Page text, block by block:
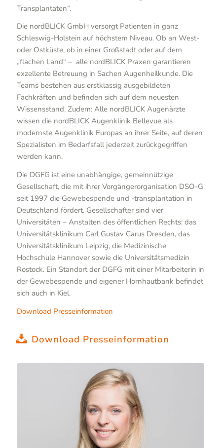
Transplantaten“.
Die nordBLICK GmbH versorgt Patienten in ganz
Schleswig-Holstein auf höchstem Niveau. Ob an West-
oder Ostküste, ob in einer Großstadt oder auf dem
„flachen Land“ – alle nordBLICK Praxen garantieren
exzellente Betreuung in Sachen Augenheilkunde. Die
Teams bestehen aus erstklassig ausgebildeten
Fachkräften und befinden sich auf dem neuesten
Wissensstand. Zudem: Alle nordBLICK Augenärzte
wissen die nordBLICK Augenklinik Bellevue als
modernste Augenklinik Europas an ihrer Seite, auf deren
Spezialisten im Bedarfsfall jederzeit zurückgegriffen
werden kann.
Die DGFG ist eine unabhängige, gemeinnützige
Gesellschaft, die mit ihrer Vorgängerorganisation DSO-G
seit 1997 die Gewebespende und -transplantation in
Deutschland fördert. Gesellschafter sind vier
Universitäten – Anstalten des öffentlichen Rechts: das
Universitätsklinikum Carl Gustav Carus Dresden, das
Universitätsklinikum Leipzig, die Medizinische
Hochschule Hannover sowie die Universitätsmedizin
Rostock. Ein Standort der DGFG mit einer Mitarbeiterin in
der Gewebespende und eigener Hornhautbank befindet
sich auch in Kiel.
Download Presseinformation
Download Presseinformation